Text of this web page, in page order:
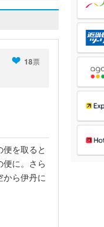
18票
を取ると
便に。さら
から伊丹に